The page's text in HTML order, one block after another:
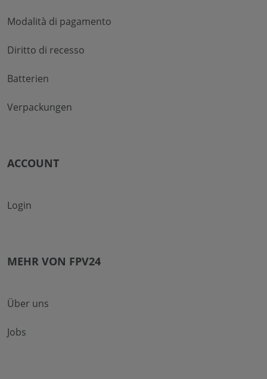
Modalità di pagamento
Diritto di recesso
Batterien
Verpackungen
ACCOUNT
Login
MEHR VON FPV24
Über uns
Jobs